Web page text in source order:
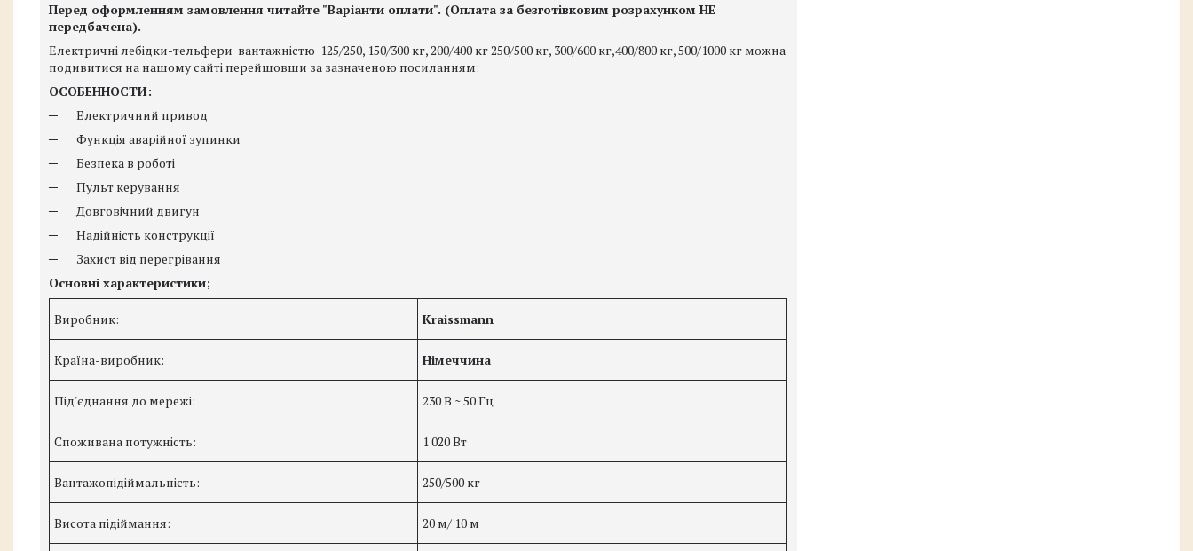
Перед оформленням замовлення читайте "Варіанти оплати". (Оплата за безготівковим розрахунком НЕ
передбачена).
Електричні лебідки-тельфери вантажністю 125/250, 150/300 кг, 200/400 кг 250/500 кг, 300/600 кг,400/800 кг, 500/1000 кг можна
подивитися на нашому сайті перейшовши за зазначеною посиланням:
ОСОБЕННОСТИ:
─ Електричний привод
─ Функція аварійної зупинки
─ Безпека в роботі
─ Пульт керування
─ Довговічний двигун
─ Надійність конструкції
─ Захист від перегрівання
Основні характеристики;
Виробник: Kraissmann
Країна-виробник: Німеччина
Під'єднання до мережі: 230 В ~ 50 Гц
Споживана потужність: 1 020 Вт
Вантажопідіймальність: 250/500 кг
Висота підіймання: 20 м/ 10 м